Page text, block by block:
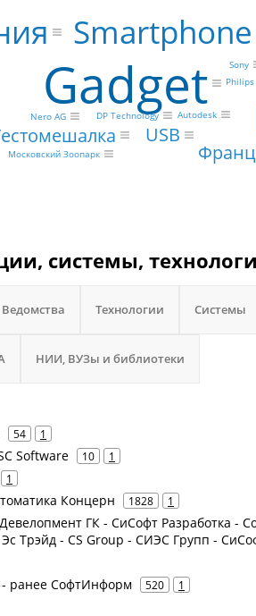
Gadget
Smartphone
USB
Nero AG DP Technology Autodesk
Philips
Sony
Московский Зоопарк
системы,
Ведомства Технологии Системы
НИИ, ВУЗы и библиотеки
54 1
Software 10 1
1
Концерн 1828 1
ГК - СиСофт Разработка -
Трэйд - CS Group - СИЭС Групп -
ранее СофтИнформ 520 1